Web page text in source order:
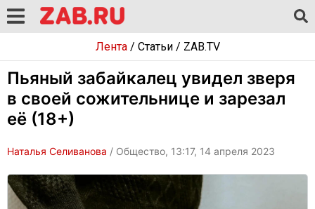
Лента/ Статьи/ ZAB.TV
Пьяный забайкалец увидел зверя
в своей сожительнице и зарезал
её (18+)
Наталья Селиванова / Общество, 13:17, 14 апреля 2023